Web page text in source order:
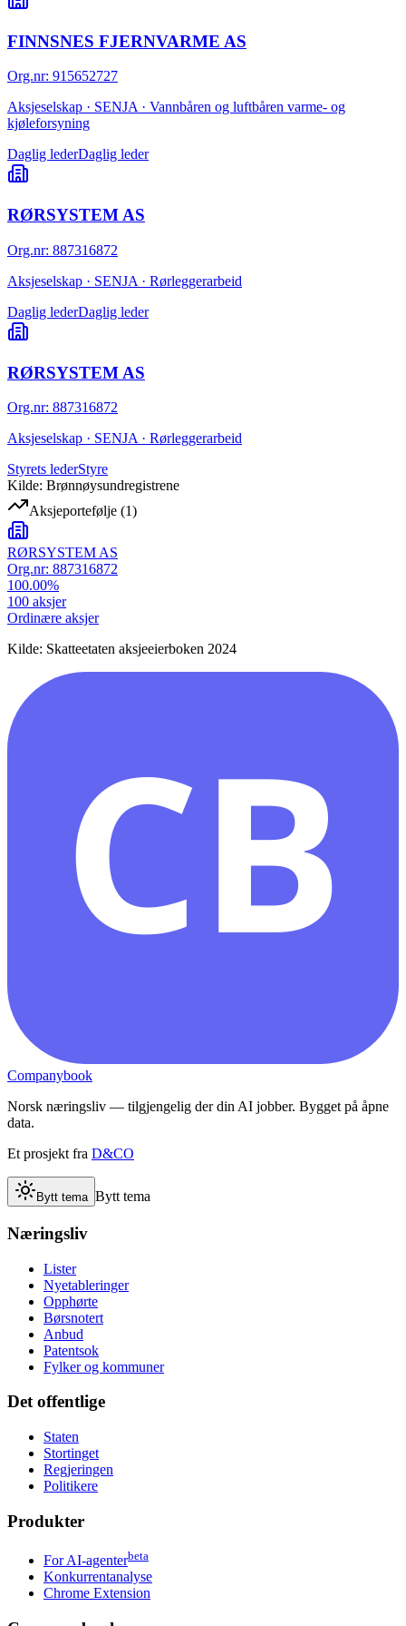
FINNSNES FJERNVARME AS
Org.nr: 915652727
Aksjeselskap · SENJA · Vannbåren og luftbåren varme- og
kjøleforsyning
Daglig lederDaglig leder
RØRSYSTEM AS
Org.nr: 887316872
Aksjeselskap · SENJA · Rørleggerarbeid
Daglig lederDaglig leder
RØRSYSTEM AS
Org.nr: 887316872
Aksjeselskap · SENJA · Rørleggerarbeid
Styrets lederStyre
Kilde: Brønnøysundregistrene
Aksjeportefølje (1)
RØRSYSTEM AS
Org.nr: 887316872
100.00%
100 aksjer
Ordinære aksjer
Kilde: Skatteetaten aksjeeierboken 2024
CB
Companybook
Norsk næringsliv — tilgjengelig der din AI jobber. Bygget på åpne
data.
Et prosjekt fra D&CO
Bytt tema Bytt tema
Næringsliv
Lister
Nyetableringer
Opphørte
Børsnotert
Anbud
Patentsok
Fylker og kommuner
Det offentlige
Staten
Stortinget
Regjeringen
Politikere
Produkter
For AI-agenterbeta
Konkurrentanalyse
Chrome Extension